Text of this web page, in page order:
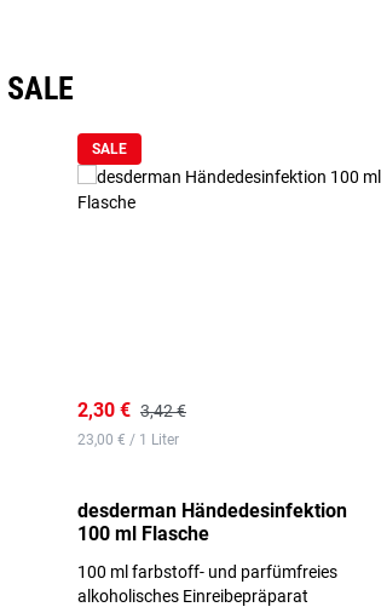
SALE
SALE
2,30 € 3,42 €
23,00 € / 1 Liter
desderman Händedesinfektion
100 ml Flasche
100 ml farbstoff- und parfümfreies
alkoholisches Einreibepräparat